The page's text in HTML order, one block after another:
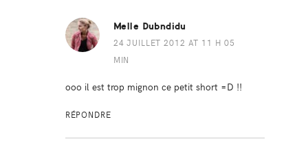
Melle Dubndidu
24 JUILLET 2012 AT 11 H 05
MIN
ooo il est trop mignon ce petit short =D !!
RÉPONDRE